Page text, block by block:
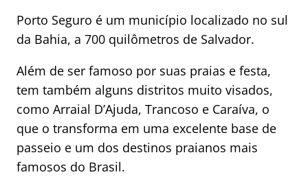
Porto Seguro é um município localizado no sul
da Bahia, a 700 quilômetros de Salvador.
Além de ser famoso por suas praias e festa,
tem também alguns distritos muito visados,
como Arraial D’Ajuda, Trancoso e Caraíva, o
que o transforma em uma excelente base de
passeio e um dos destinos praianos mais
famosos do Brasil.